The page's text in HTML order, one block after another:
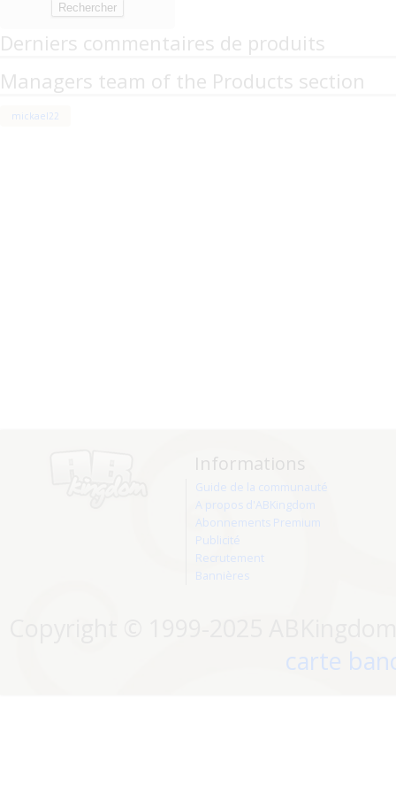
Derniers commentaires de produits
Managers team of the Products section
mickael22
Informations
Guide de la communauté
A propos d'ABKingdom
Abonnements Premium
Publicité
Recrutement
Bannières
carte